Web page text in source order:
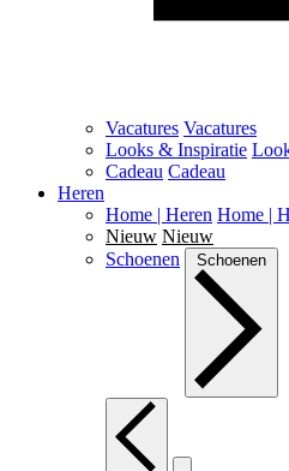
Vacatures Vacatures
Looks & Inspiratie
Cadeau Cadeau
Heren
Home | Heren Home |
Nieuw Nieuw
Schoenen
Schoenen